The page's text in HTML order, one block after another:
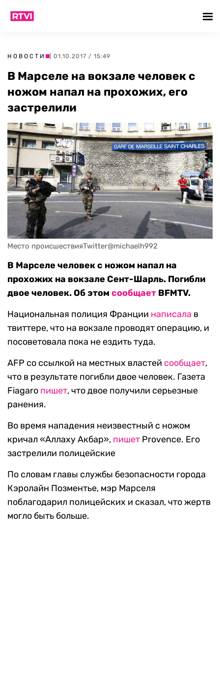
НОВОСТИ | 01.10.2017 / 15:49
В Марселе на вокзале человек с
ножом напал на прохожих, его
застрелили
Место происшествияTwitter@michaelh992
В Марселе человек с ножом напал на
прохожих на вокзале Сент-Шарль. Погибли
двое человек. Об этом сообщает BFMTV.
Национальная полиция Франции написала в
твиттере, что на вокзале проводят операцию, и
посоветовала пока не ездить туда.
AFP со ссылкой на местных властей сообщает,
что в результате погибли двое человек. Газета
Fiagaro пишет, что двое получили серьезные
ранения.
Во время нападения неизвестный с ножом
кричал «Аллаху Акбар», пишет Provence. Его
застрелили полицейские
По словам главы службы безопасности города
Кэролайн Позментье, мэр Марселя
поблагодарил полицейских и сказал, что жертв
могло быть больше.